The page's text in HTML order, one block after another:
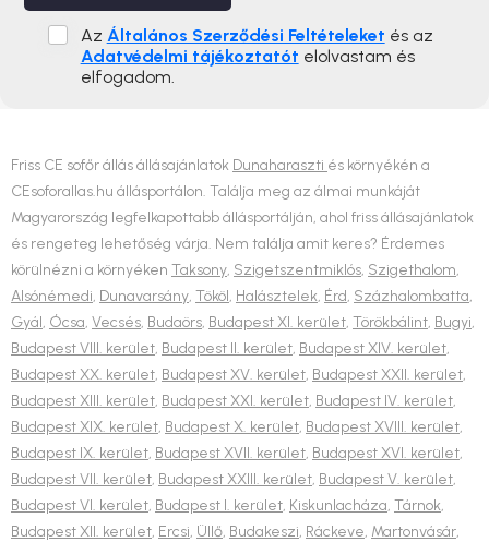
Az Általános Szerződési Feltételeket és az
Adatvédelmi tájékoztatót elolvastam és
elfogadom.
Friss CE sofőr állás állásajánlatok Dunaharaszti és környékén a
CEsoforallas.hu állásportálon. Találja meg az álmai munkáját
Magyarország legfelkapottabb állásportálján, ahol friss állásajánlatok
és rengeteg lehetőség várja. Nem találja amit keres? Érdemes
körülnézni a környéken Taksony, Szigetszentmiklós, Szigethalom,
Alsónémedi, Dunavarsány, Tököl, Halásztelek, Érd, Százhalombatta,
Gyál, Ócsa, Vecsés, Budaörs, Budapest XI. kerület, Törökbálint, Bugyi,
Budapest VIII. kerület, Budapest II. kerület, Budapest XIV. kerület,
Budapest XX. kerület, Budapest XV. kerület, Budapest XXII. kerület,
Budapest XIII. kerület, Budapest XXI. kerület, Budapest IV. kerület,
Budapest XIX. kerület, Budapest X. kerület, Budapest XVIII. kerület,
Budapest IX. kerület, Budapest XVII. kerület, Budapest XVI. kerület,
Budapest VII. kerület, Budapest XXIII. kerület, Budapest V. kerület,
Budapest VI. kerület, Budapest I. kerület, Kiskunlacháza, Tárnok,
Budapest XII. kerület, Ercsi, Üllő, Budakeszi, Ráckeve, Martonvásár,